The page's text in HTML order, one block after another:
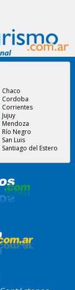
Chaco
Cordoba
Corrientes
Jujuy
Mendoza
Río Negro
San Luis
Santiago del Estero